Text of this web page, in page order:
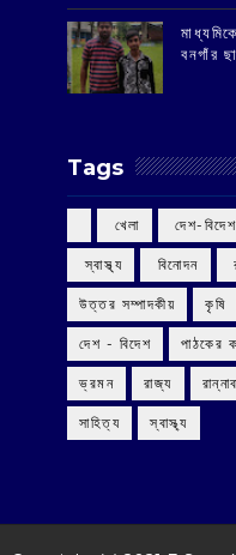
বনগাঁর
Tags
‌ খেলা ‌ দেশ-বিদেশ
‌ স্বাস্থ্য ‌ বিনোদন
উত্তর সম্পাদকীয় কৃষি
দেশ - বিদেশ পাঠকের
ভ্রমন রাজ্য
সাহিত্য স্বাস্থ্য